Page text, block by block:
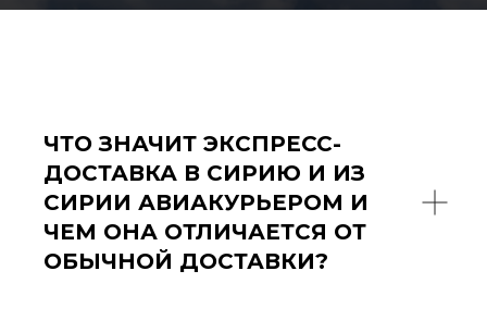
ЧТО ЗНАЧИТ ЭКСПРЕСС-
ДОСТАВКА В СИРИЮ И ИЗ
СИРИИ АВИАКУРЬЕРОМ И
ЧЕМ ОНА ОТЛИЧАЕТСЯ ОТ
ОБЫЧНОЙ ДОСТАВКИ?